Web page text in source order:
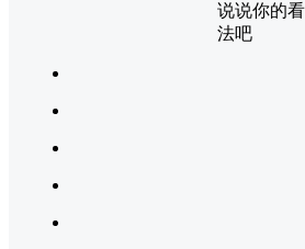
说说你的看
法吧